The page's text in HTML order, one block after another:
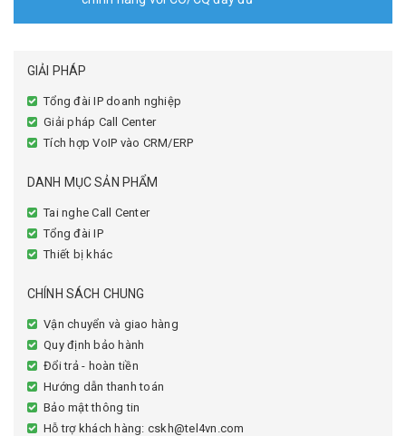
GIẢI PHÁP
Tổng đài IP doanh nghiệp
Giải pháp Call Center
Tích hợp VoIP vào CRM/ERP
DANH MỤC SẢN PHẨM
Tai nghe Call Center
Tổng đài IP
Thiết bị khác
CHÍNH SÁCH CHUNG
Vận chuyển và giao hàng
Quy định bảo hành
Đổi trả - hoàn tiền
Hướng dẫn thanh toán
Bảo mật thông tin
Hỗ trợ khách hàng: cskh@tel4vn.com